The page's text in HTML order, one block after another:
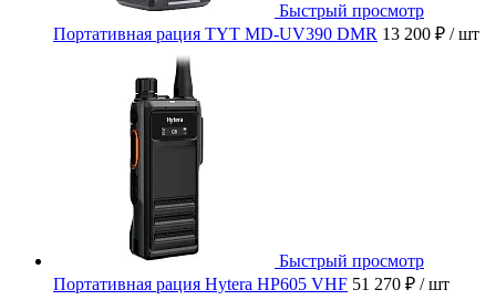
Быстрый просмотр
Портативная рация TYT MD-UV390 DMR 13 200 ₽ / шт
Быстрый просмотр
Портативная рация Hytera HP605 VHF 51 270 ₽ / шт